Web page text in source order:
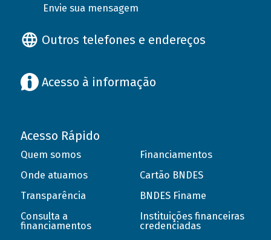
Envie sua mensagem
Outros telefones e endereços
Acesso à informação
Acesso Rápido
Quem somos
Onde atuamos
Transparência
Consulta a
financiamentos
Financiamentos
Cartão BNDES
BNDES Finame
Instituições financeiras
credenciadas